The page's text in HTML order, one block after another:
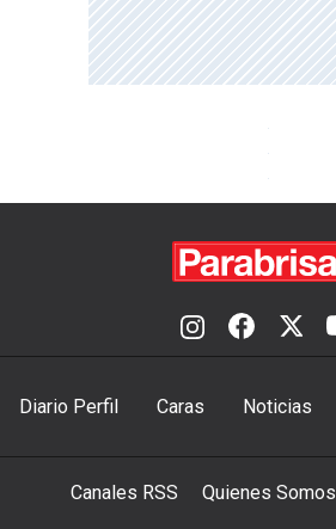
Diario Perfil Caras Noticias
Canales RSS Quienes Somos